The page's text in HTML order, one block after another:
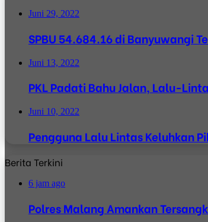
Juni 29, 2022
SPBU 54.684.16 di Banyuwangi
Juni 13, 2022
PKL Padati Bahu Jalan, Lalu-
Juni 10, 2022
Pengguna Lalu Lintas Keluhkan
Berita Terkini
6 jam ago
Polres Malang Amankan